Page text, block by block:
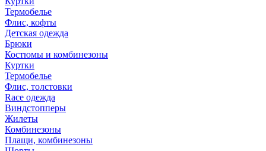
Термобелье
Флис, кофты
Детская одежда
Брюки
Костюмы и комбинезоны
Куртки
Термобелье
Флис, толстовки
Race одежда
Виндстопперы
Жилеты
Комбинезоны
Плащи, комбинезоны